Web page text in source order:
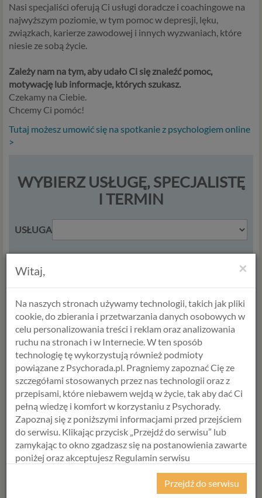
Nasi specjaliści oferują Ci usługi doradcze i coachingowe na
najwyższym poziomie, w tym pomoc w depresji, lęku,
związkach, karierze zawodowej i innych wyzwaniach, które
niesie ze sobą życie.
Zależy nam na tym, aby udało Ci się znaleźć pomoc,
motywację lub informacje, których szukasz.
Czekamy na Ciebie.
Chcemy Ci pomóc!
Tutaj możesz umowić się na spotkanie z psychologiem online
>
WYBIERZ USŁUGĘ, SPECJALISTĘ
I TERMIN
USŁUGA
ANETA STYŃSKA
Psycholog
Psychoterapeuta
Terapeuta par
Diagnostyka
Trener żywienia
Umów termin
ANNA JABŁOŃSKA
Psycholog
Seksuolog
Psycholog dziecięcy
Terapeuta
środowiskowy
Umów termin
×
Witaj,
Na naszych stronach używamy technologii, takich jak pliki
cookie, do zbierania i przetwarzania danych osobowych w
celu personalizowania treści i reklam oraz analizowania
ruchu na stronach i w Internecie. W ten sposób
technologię tę wykorzystują również podmioty
powiązane z Psychorada.pl. Pragniemy zapoznać Cię ze
szczegółami stosowanych przez nas technologii oraz z
przepisami, które niebawem wejdą w życie, tak aby dać Ci
pełną wiedzę i komfort w korzystaniu z Psychorady.
Zapoznaj się z poniższymi informacjami przed przejściem
do serwisu. Klikając przycisk „Przejdź do serwisu” lub
zamykając to okno zgadzasz się na postanowienia zawarte
poniżej oraz akceptujesz Regulamin serwisu
Psychorada.pl i Politykę Prywatności.
Przejdź do serwisu